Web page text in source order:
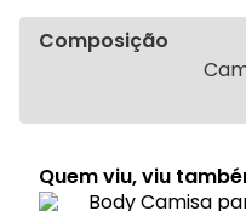
Composição
Quem viu, viu